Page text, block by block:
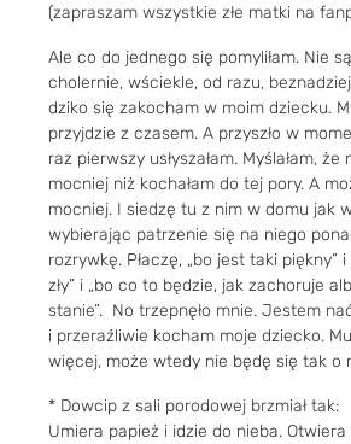
(zapraszam wszystkie złe matki na
Ale co do jednego się pomyliłam. Nie
cholernie, wściekle, od razu,
dziko się zakocham w moim dziecku.
przyjdzie z czasem. A przyszło w
raz pierwszy usłyszałam. Myślałam,
mocniej niż kochałam do tej pory. A
mocniej. I siedzę tu z nim w domu jak
wybierając patrzenie się na niego
rozrywkę. Płaczę, „bo jest taki piękny”
zły” i „bo co to będzie, jak zachoruje
stanie”. No trzepnęło mnie. Jestem
i przeraźliwie kocham moje dziecko.
więcej, może wtedy nie będę się tak o
* Dowcip z sali porodowej brzmiał tak:
Umiera papież i idzie do nieba.